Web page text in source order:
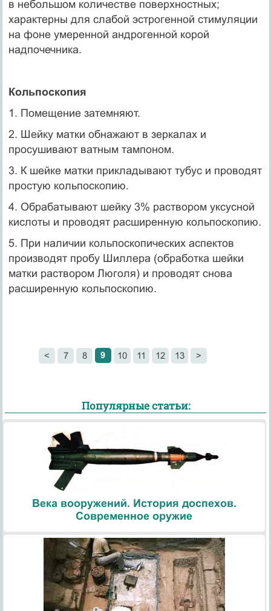
в небольшом количестве поверхностных;
характерны для слабой эстрогенной стимуляции
на фоне умеренной андрогенной корой
надпочечника.
Кольпоскопия
1. Помещение затемняют.
2. Шейку матки обнажают в зеркалах и
просушивают ватным тампоном.
3. К шейке матки прикладывают тубус и проводят
простую кольпоскопию.
4. Обрабатывают шейку 3% раствором уксусной
кислоты и проводят расширенную кольпоскопию.
5. При наличии кольпоскопических аспектов
производят про­бу Шиллера (обработка шейки
матки раствором Люголя) и про­водят снова
расширенную кольпоскопию.
< 7 8 9 10 11 12 13 >
Популярные статьи:
Века вооружений. История доспехов.
Современное оружие